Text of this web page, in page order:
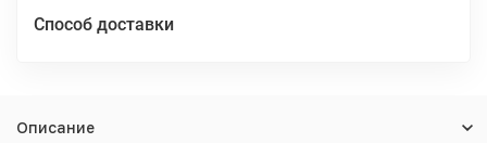
Способ доставки
Описание